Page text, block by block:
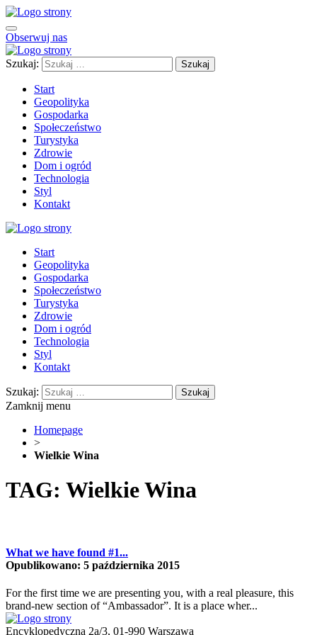
Obserwuj nas
Szukaj:
Start
Geopolityka
Gospodarka
Społeczeństwo
Turystyka
Zdrowie
Dom i ogród
Technologia
Styl
Kontakt
Start
Geopolityka
Gospodarka
Społeczeństwo
Turystyka
Zdrowie
Dom i ogród
Technologia
Styl
Kontakt
Szukaj:
Zamknij menu
Homepage
>
Wielkie Wina
TAG: Wielkie Wina
What we have found #1...
Opublikowano: 5 października 2015
For the first time we are presenting you, with a real pleasure, this
brand-new section of “Ambassador”. It is a place wher...
Encyklopedyczna 2a/3, 01-990 Warszawa